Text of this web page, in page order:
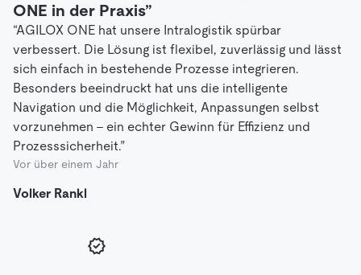
ONE in der Praxis”
“AGILOX ONE hat unsere Intralogistik spürbar
verbessert. Die Lösung ist flexibel, zuverlässig und lässt
sich einfach in bestehende Prozesse integrieren.
Besonders beeindruckt hat uns die intelligente
Navigation und die Möglichkeit, Anpassungen selbst
vorzunehmen – ein echter Gewinn für Effizienz und
Prozesssicherheit.”
Vor über einem Jahr
Volker Rankl